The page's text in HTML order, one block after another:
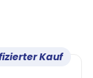
Kauf